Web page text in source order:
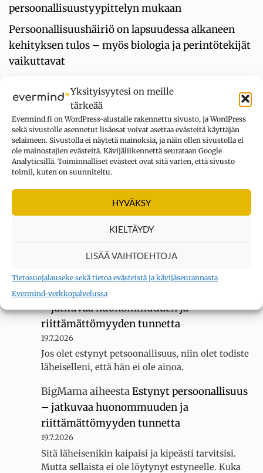
Yksityisyytesi on meille
tärkeää
Evermind.fi on WordPress-alustalle rakennettu sivusto, ja WordPress
sekä sivustolle asennetut lisäosat voivat asettaa evästeitä käyttäjän
selaimeen. Sivustolla ei näytetä mainoksia, ja näin ollen sivustolla ei
ole mainostajien evästeitä. Kävijäliikennettä seurataan Google
Analyticsillä. Toiminnalliset evästeet ovat sitä varten, että sivusto
toimii, kuten on suunniteltu.
HYVÄKSY
KIELTÄYDY
LISÄÄ VAIHTOEHTOJA
Tietosuojalauseke sekä tietoa evästeistä ja kävijäseurannasta
Evermind-verkkopalvelussa
persoonallisuustyypittelyn mukaan
Persoonallisuushäiriö on lapsuudessa alkaneen
kehityksen tulos – myös biologia ja perintötekijät
vaikuttavat
yksilösuorituksista
UUSIMMAT KOMMENTIT
erityisherkkä? Tee testi
Sain 22 pistettä KYLLÄ... tuntuu siltä, ettei
luokallamme on 20 oppilasta mutta silti minua
BigMamaaiheesta
– jatkuvaa huonommuuden ja
riittämättömyyden tunnetta
19.7.2026
Jos olet estynyt petsoonallisuus, niin olet todiste
läheiselleni, että hän ei ole ainoa.
BigMamaaiheestaEstynyt persoonallisuus
– jatkuvaa huonommuuden ja
riittämättömyyden tunnetta
19.7.2026
Sitä läheisenikin kaipaisi ja kipeästi tarvitsisi.
Mutta sellaista ei ole löytynyt estyneelle. Kuka